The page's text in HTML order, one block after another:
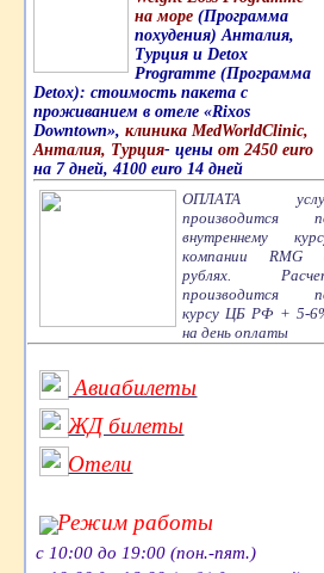
на море (Программа
похудения) Анталия,
Турция и Detox
Programme (Программа
Detox): стоимость пакета с
проживанием в отеле «Rixos
Downtown», клиника MedWorldClinic,
Анталия, Турция- цены от 2450 euro
на 7 дней, 4100 euro 14 дней
ОПЛАТА
производится
внутреннему
компании RMG
рублях.
производится
курсу ЦБ РФ + 5-
на день оплаты
Авиабилеты
ЖД билеты
Отели
Режим работы
с 10:00 до 19:00 (пон.-пят.)